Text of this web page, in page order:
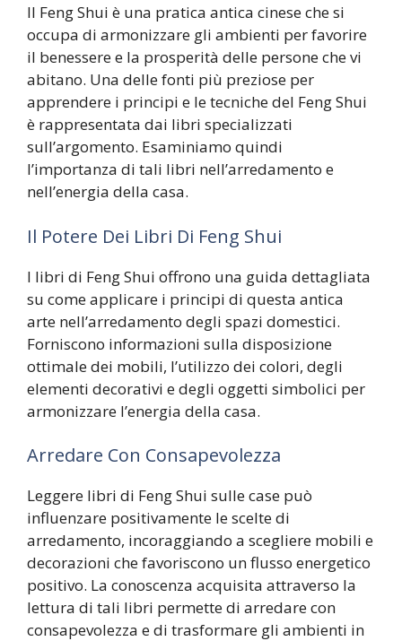
Il Feng Shui è una pratica antica cinese che si
occupa di armonizzare gli ambienti per favorire
il benessere e la prosperità delle persone che vi
abitano. Una delle fonti più preziose per
apprendere i principi e le tecniche del Feng Shui
è rappresentata dai libri specializzati
sull’argomento. Esaminiamo quindi
l’importanza di tali libri nell’arredamento e
nell’energia della casa.
Il Potere Dei Libri Di Feng Shui
I libri di Feng Shui offrono una guida dettagliata
su come applicare i principi di questa antica
arte nell’arredamento degli spazi domestici.
Forniscono informazioni sulla disposizione
ottimale dei mobili, l’utilizzo dei colori, degli
elementi decorativi e degli oggetti simbolici per
armonizzare l’energia della casa.
Arredare Con Consapevolezza
Leggere libri di Feng Shui sulle case può
influenzare positivamente le scelte di
arredamento, incoraggiando a scegliere mobili e
decorazioni che favoriscono un flusso energetico
positivo. La conoscenza acquisita attraverso la
lettura di tali libri permette di arredare con
consapevolezza e di trasformare gli ambienti in